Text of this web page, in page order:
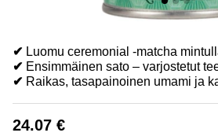
✔ Luomu ceremonial -matcha
✔ Ensimmäinen sato – varjostetut
✔ Raikas, tasapainoinen umami ja
24.07 €